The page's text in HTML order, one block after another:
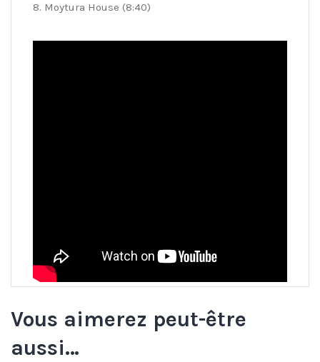
8. Moytura House (8:40)
Vous aimerez peut-être
aussi…